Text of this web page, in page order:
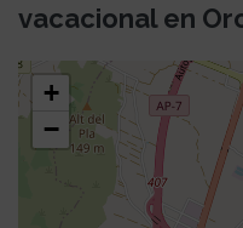
vacacional en
+
−